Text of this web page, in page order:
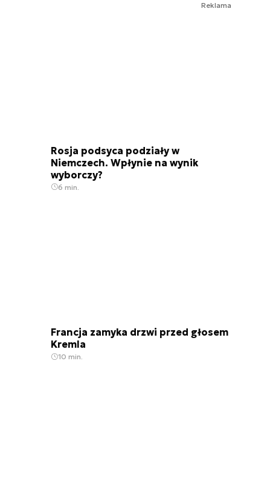
Reklama
Rosja podsyca podziały w
Niemczech. Wpłynie na wynik
wyborczy?
6 min.
Francja zamyka drzwi przed głosem
Kremla
10 min.